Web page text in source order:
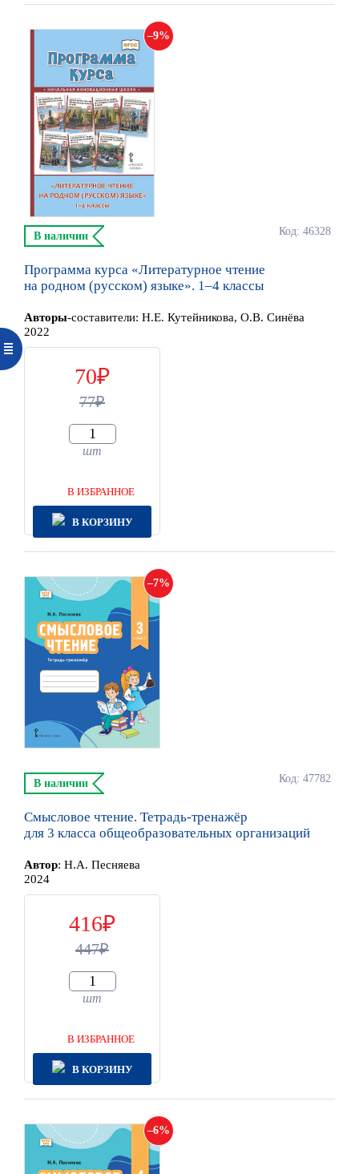
9
Код: 46328
В наличии
Программа курса «Литературное чтение
на родном (русском) языке». 1–4 классы
Авторы-составители: Н.Е. Кутейникова, О.В. Синёва
2022
70
77
шт
В ИЗБРАННОЕ
В КОРЗИНУ
7
Код: 47782
В наличии
Смысловое чтение. Тетрадь-тренажёр
для 3 класса общеобразовательных организаций
Автор: Н.А. Песняева
2024
416
447
шт
В ИЗБРАННОЕ
В КОРЗИНУ
6